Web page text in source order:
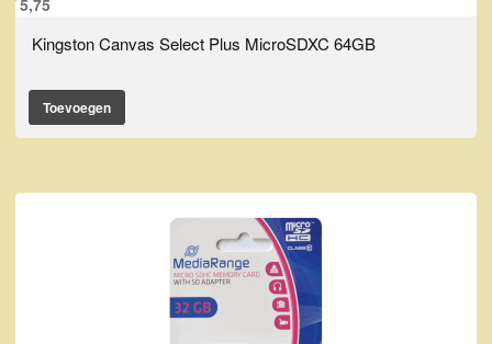
Kingston Canvas Select Plus MicroSDXC 64GB
Toevoegen